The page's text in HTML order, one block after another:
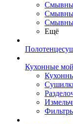
Ещё
Кухонные